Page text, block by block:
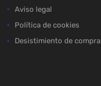
Aviso legal
Política de cookies
Desistimiento de compra